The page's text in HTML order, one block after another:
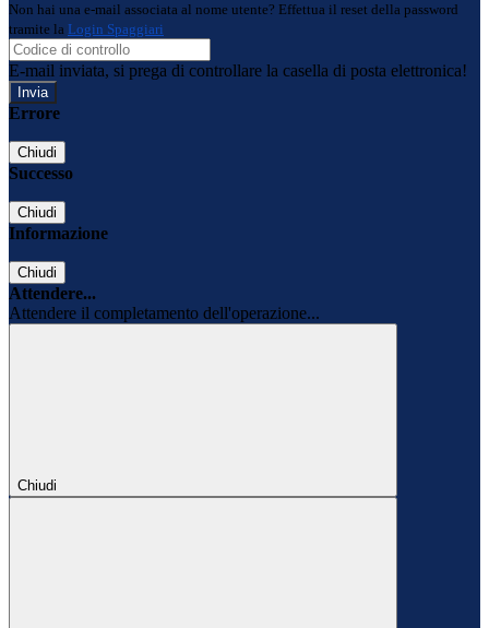
Non hai una e-mail associata al nome utente? Effettua il reset della password
tramite la Login Spaggiari
E-mail inviata, si prega di controllare la casella di posta elettronica!
Errore
Chiudi
Successo
Chiudi
Informazione
Chiudi
Attendere...
Attendere il completamento dell'operazione...
Chiudi